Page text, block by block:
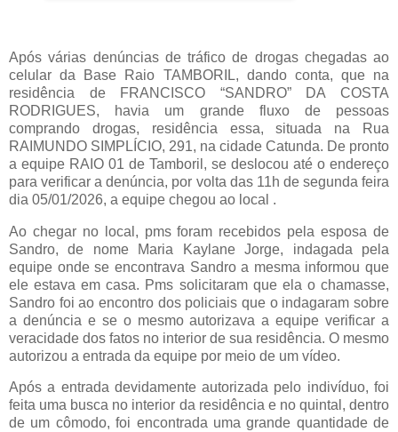
Após várias denúncias de tráfico de drogas chegadas ao
celular da Base Raio TAMBORIL, dando conta, que na
residência de FRANCISCO “SANDRO” DA COSTA
RODRIGUES, havia um grande fluxo de pessoas
comprando drogas, residência essa, situada na Rua
RAIMUNDO SIMPLÍCIO, 291, na cidade Catunda. De pronto
a equipe RAIO 01 de Tamboril, se deslocou até o endereço
para verificar a denúncia, por volta das 11h de segunda feira
dia 05/01/2026, a equipe chegou ao local .
Ao chegar no local, pms foram recebidos pela esposa de
Sandro, de nome Maria Kaylane Jorge, indagada pela
equipe onde se encontrava Sandro a mesma informou que
ele estava em casa. Pms solicitaram que ela o chamasse,
Sandro foi ao encontro dos policiais que o indagaram sobre
a denúncia e se o mesmo autorizava a equipe verificar a
veracidade dos fatos no interior de sua residência. O mesmo
autorizou a entrada da equipe por meio de um vídeo.
Após a entrada devidamente autorizada pelo indivíduo, foi
feita uma busca no interior da residência e no quintal, dentro
de um cômodo, foi encontrada uma grande quantidade de